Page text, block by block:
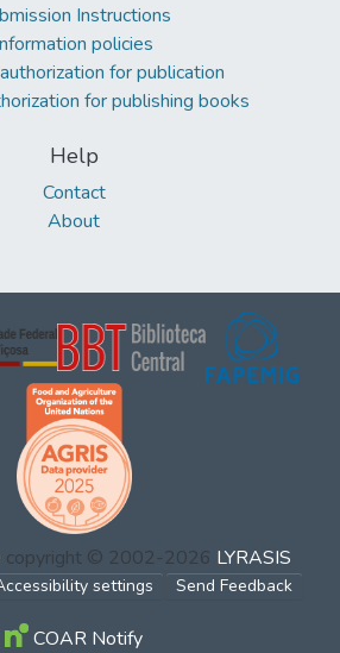
Instructions
policies
for publication
for publishing books
Help
Contact
About
copyright © 2002-2026 LYRASIS
settings Send Feedback
COAR Notify